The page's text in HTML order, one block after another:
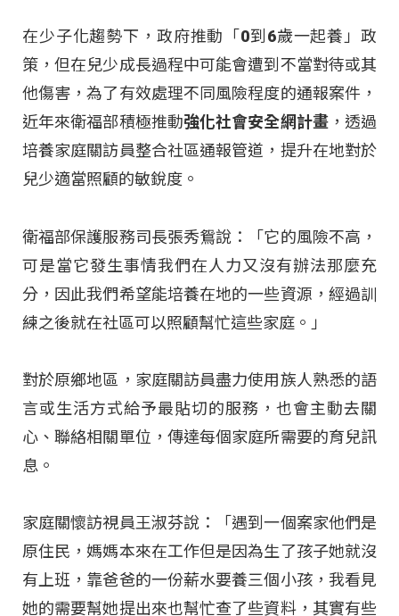
在少子化趨勢下，政府推動「0到6歲一起養」政
策，但在兒少成長過程中可能會遭到不當對待或其
他傷害，為了有效處理不同風險程度的通報案件，
近年來衛福部積極推動強化社會安全網計畫，透過
培養家庭關訪員整合社區通報管道，提升在地對於
兒少適當照顧的敏銳度。
衛福部保護服務司長張秀鴛說：「它的風險不高，
可是當它發生事情我們在人力又沒有辦法那麼充
分，因此我們希望能培養在地的一些資源，經過訓
練之後就在社區可以照顧幫忙這些家庭。」
對於原鄉地區，家庭關訪員盡力使用族人熟悉的語
言或生活方式給予最貼切的服務，也會主動去關
心、聯絡相關單位，傳達每個家庭所需要的育兒訊
息。
家庭關懷訪視員王淑芬說：「遇到一個案家他們是
原住民，媽媽本來在工作但是因為生了孩子她就沒
有上班，靠爸爸的一份薪水要養三個小孩，我看見
她的需要幫她提出來也幫忙查了些資料，其實有些